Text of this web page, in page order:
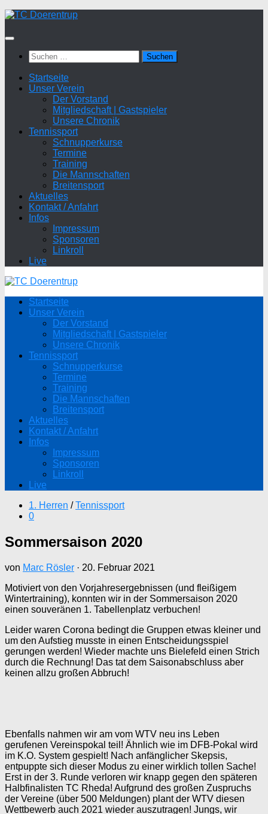
Zum
springen
Suchen
nach:
Startseite
Unser Verein
Der Vorstand
Mitgliedschaft | Gastspieler
Unsere Chronik
Tennissport
Schnupperkurse
Termine
Training
Die Mannschaften
Breitensport
Aktuelles
Kontakt / Anfahrt
Infos
Impressum
Sponsoren
Linkroll
Live
Startseite
Unser Verein
Der Vorstand
Mitgliedschaft | Gastspieler
Unsere Chronik
Tennissport
Schnupperkurse
Termine
Training
Die Mannschaften
Breitensport
Aktuelles
Kontakt / Anfahrt
Infos
Impressum
Sponsoren
Linkroll
Live
1. Herren / Tennissport
0
Sommersaison 2020
von Marc Rösler · 20. Februar 2021
Motiviert von den Vorjahresergebnissen (und fleißigem
Wintertraining), konnten wir in der Sommersaison 2020
einen souveränen 1. Tabellenplatz verbuchen!
Leider waren Corona bedingt die Gruppen etwas kleiner und
um den Aufstieg musste in einen Entscheidungsspiel
gerungen werden! Wieder machte uns Bielefeld einen Strich
durch die Rechnung! Das tat dem Saisonabschluss aber
keinen allzu großen Abbruch!
Ebenfalls nahmen wir am vom WTV neu ins Leben
gerufenen Vereinspokal teil! Ähnlich wie im DFB-Pokal wird
im K.O. System gespielt! Nach anfänglicher Skepsis,
entpuppte sich dieser Modus zu einer wirklich tollen Sache!
Erst in der 3. Runde verloren wir knapp gegen den späteren
Halbfinalisten TC Rheda! Aufgrund des großen Zuspruchs
der Vereine (über 500 Meldungen) plant der WTV diesen
Wettbewerb auch 2021 wieder auszutragen! Jungs, wir